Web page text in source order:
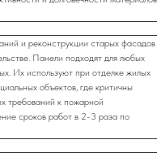
и реконструкции старых фасадов
Панели подходят для любых
Их используют при отделке жилых
объектов, где критичны
требований к пожарной
сроков работ в 2-3 раза по